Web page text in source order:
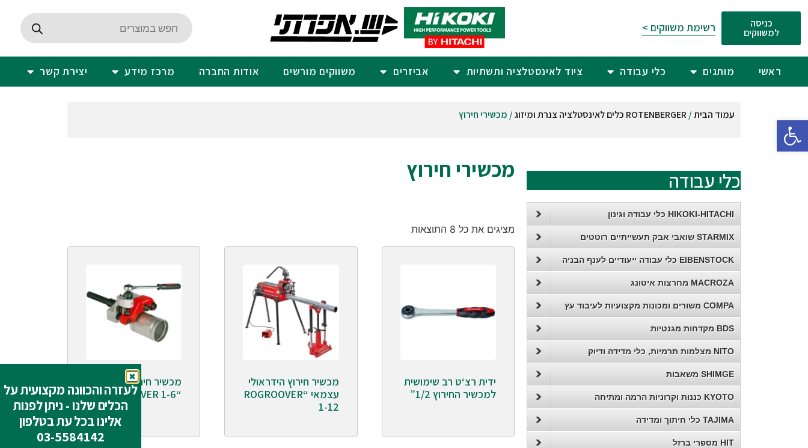
פתח סרגל נגישות
כניסה
למשווקים רשימת משווקים >
ראשי מותגים כלי עבודה ציוד לאינסטלציה ותשתיות אביזרים משווקים מורשים אודות החברה מרכז מידע יצירת קשר
עמוד הבית/ ROTENBERGER כלים לאינסטלציה צנרת ומיזוג / מכשירי חירוץ
כלי עבודה
HIKOKI-HITACHI כלי עבודה וגינון
STARMIX שואבי אבק תעשייתיים רוטטים
EIBENSTOCK כלי עבודה ייעודיים לענף הבניה
MACROZA מחרצות איטונג
COMPA משורים ומכונות מקצועיות לעיבוד עץ
BDS מקדחות מגנטיות
NITO מצלמות תרמיות, כלי מדידה ודיוק
SHIMGE משאבות
KYOTO כננות וקרוניות הרמה ומתיחה
TAJIMA כלי חיתוך ומדידה
HIT מספרי ברזל
מכשירי חירוץ
מציגים את כל ⁦8⁩ התוצאות
ידית רצ‘ט רב שימושית
למכשיר החירוץ 1/2”
מכשיר חירוץ הידראולי
עצמאי “ROGROOVER
1-12
מכשיר חירוץ ידני רצ׳ט
“ROGROOVER 1-6
לעזרה והכוונה מקצועית על
הכלים שלנו - ניתן לפנות
אלינו בכל עת בטלפון
03-5584142